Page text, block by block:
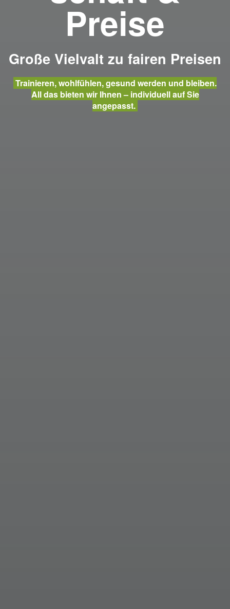
Preise
Große Vielvalt zu fairen Preisen
Trainieren, wohlfühlen, gesund werden und bleiben.
All das bieten wir Ihnen – individuell auf Sie
angepasst.